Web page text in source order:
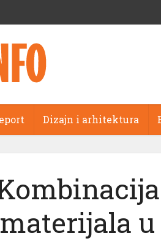
Dizajn i arhitektura
materijala